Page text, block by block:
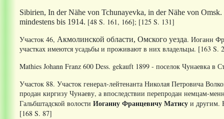
Sibirien, In der Nähe von Tchunayevka, in der Nähe von
mindestens bis 1914. [48 S. 161, 166]; [125 S. 131]
Участок 46, Акмолинской области, Омского уезда. Иоганн
участках имеются усадьбы и проживают в них владельцы. [163 S.
Mathies Johann Franz 600 Dess. gekauft 1899 - поселок Чунаевка
Участок 88. Участок генерал-лейтенанта Николая Петровича
продан киргизу Чунаеву, а впоследствии перепродан немцам-
Гальбштадской волости Иоганну Францевичу Матису и другим.
[168 S. 87]